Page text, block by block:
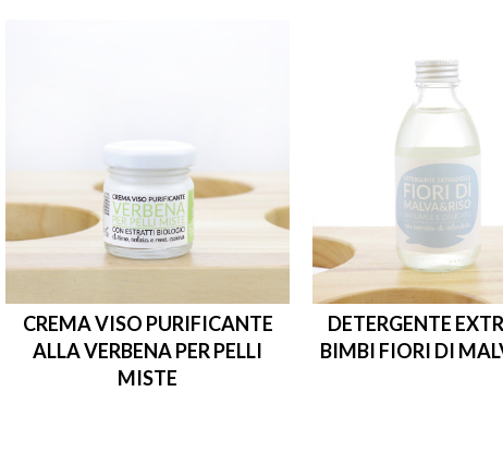
CREMA VISO PURIFICANTE
ALLA VERBENA PER PELLI
MISTE
DETERGENTE
BIMBI FIORI DI